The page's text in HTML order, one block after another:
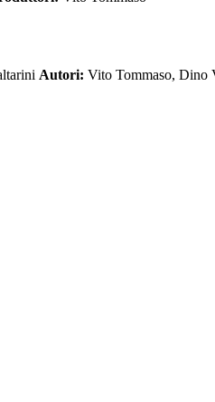
Autori: Vito Tommaso, Dino